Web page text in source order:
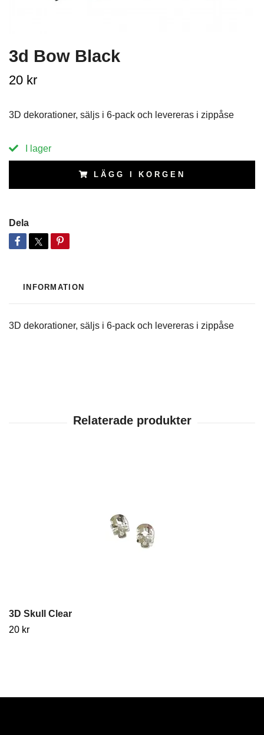
3d Bow Black
20 kr
3D dekorationer, säljs i 6-pack och levereras i zippåse
I lager
LÄGG I KORGEN
Dela
INFORMATION
3D dekorationer, säljs i 6-pack och levereras i zippåse
3D Skull Clear
20 kr